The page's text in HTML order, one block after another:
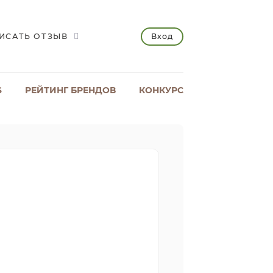
ОТЗЫВ Вход
РЕЙТИНГ БРЕНДОВ КОНКУРС